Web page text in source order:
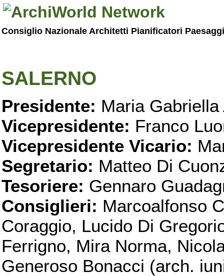
Consiglio Nazionale Architetti Pianificatori
SALERNO
Presidente: Maria Gabriella
Vicepresidente: Franco
Vicepresidente Vicario:
Segretario: Matteo Di
Tesoriere: Gennaro
Consiglieri: Marcoalfonso
Coraggio, Lucido Di
Ferrigno, Mira Norma,
Generoso Bonacci (arch.